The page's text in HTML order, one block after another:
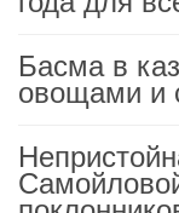
Басма в
овощами и